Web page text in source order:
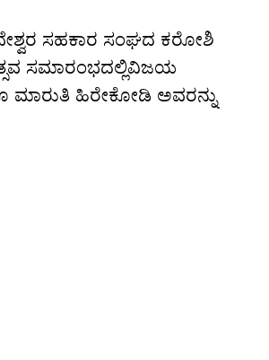
ಸಹಕಾರ ಸಂಘದ ಕರೋಶಿ
ಸಮಾರಂಭದಲ್ಲಿವಿಜಯ
ಮಾರುತಿ ಹಿರೇಕೋಡಿ ಅವರನ್ನು